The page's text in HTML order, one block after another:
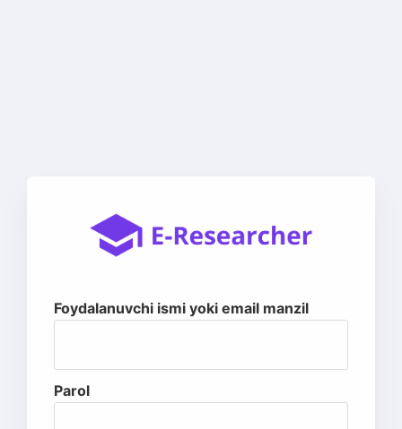
Foydalanuvchi ismi yoki email manzil
Parol